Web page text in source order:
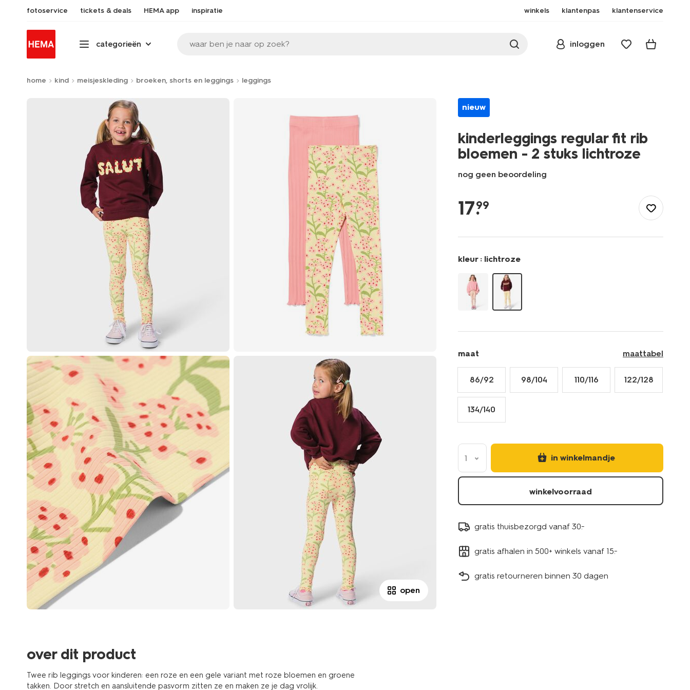
fotoservice tickets & deals HEMA app inspiratie winkels klantenpas klantenservice
categorieën waar ben je naar op zoek? inloggen
home kind meisjeskleding broeken, shorts en leggings leggings
open
over dit product
Twee rib leggings voor kinderen: een roze en een gele variant met roze bloemen en groene
takken. Door stretch en aansluitende pasvorm zitten ze en maken ze je dag vrolijk.
nieuw
kinderleggings regular fit rib
bloemen - 2 stuks lichtroze
nog geen beoordeling
jeans/legging/kinderleggings-
-
stuks-
lichtroze-
30829402LIGHTPINK.html
17.
99
kleur : lichtroze
maat maattabel
86/92 98/104 110/116 122/128
134/140
1 in winkelmandje
winkelvoorraad
gratis thuisbezorgd vanaf 30.-
gratis afhalen in 500+ winkels vanaf 15.-
gratis retourneren binnen 30 dagen